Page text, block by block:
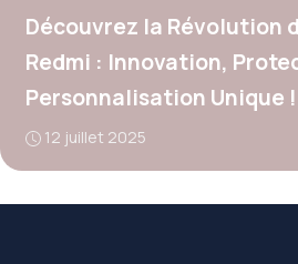
Découvrez la Révolution
Redmi : Innovation,
Personnalisation Unique !
12 juillet 2025